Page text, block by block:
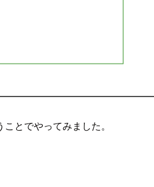
とでやってみました。